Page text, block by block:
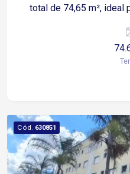
total de 74,65 m², ideal
potencial de
movimentada com
deslocamento para
Agende agora mesmo
Cód. 630851